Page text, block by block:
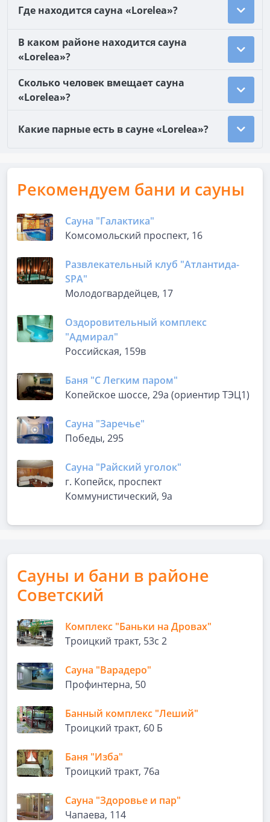
Где находится сауна «Lorelea»?
В каком районе находится сауна
«Lorelea»?
Сколько человек вмещает сауна
«Lorelea»?
Какие парные есть в сауне «Lorelea»?
Рекомендуем бани и сауны
Сауна "Галактика"
Комсомольский проспект, 16
Развлекательный клуб "Атлантида-
SPA"
Молодогвардейцев, 17
Оздоровительный комплекс
"Адмирал"
Российская, 159в
Баня "С Легким паром"
Копейское шоссе, 29а (ориентир ТЭЦ1)
Сауна "Заречье"
Победы, 295
Сауна "Райский уголок"
г. Копейск, проспект
Коммунистический, 9а
Сауны и бани в районе
Советский
Комплекс "Баньки на Дровах"
Троицкий тракт, 53с 2
Сауна "Варадеро"
Профинтерна, 50
Банный комплекс "Леший"
Троицкий тракт, 60 Б
Баня "Изба"
Троицкий тракт, 76а
Сауна "Здоровье и пар"
Чапаева, 114